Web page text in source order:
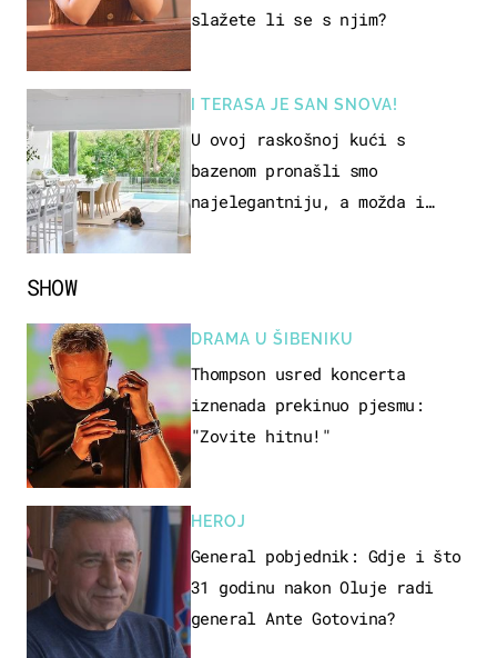
SHOW
DRAMA U ŠIBENIKU
Thompson usred koncerta
iznenada prekinuo pjesmu:
"Zovite hitnu!"
HEROJ
General pobjednik: Gdje i što
31 godinu nakon Oluje radi
general Ante Gotovina?
slažete li se s njim?
I TERASA JE SAN SNOVA!
U ovoj raskošnoj kući s
bazenom pronašli smo
najelegantniju, a možda i